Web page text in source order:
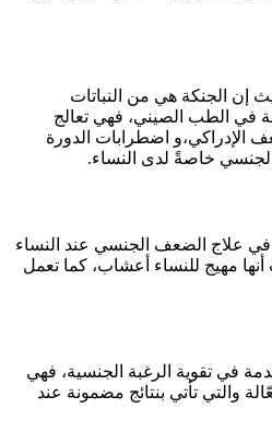
إن الجنكة هي من النباتات
في الطب الصيني، فهي تعالج
الإدراكي،و اضطرابات الدورة
خاصةً لدى النساء.
في علاج الضعف الجنسي عند النساء
مهيج للنساء أعشاب، كما تعمل
في تقوية الرغبة الجنسية، فهي
والتي تأتي بنتائج مضمونة عند